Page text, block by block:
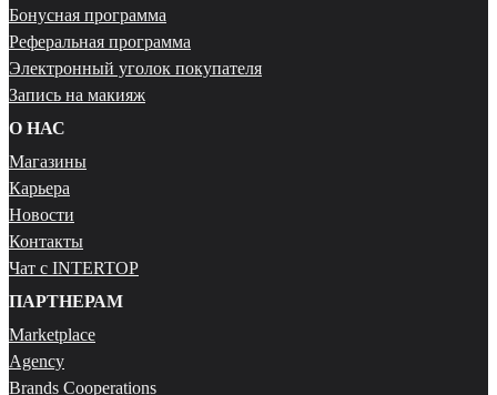
Бонусная программа
Реферальная программа
Электронный уголок покупателя
Запись на макияж
О НАС
Магазины
Карьера
Новости
Контакты
Чат с INTERTOP
ПАРТНЕРАМ
Marketplace
Agency
Brands Cooperations